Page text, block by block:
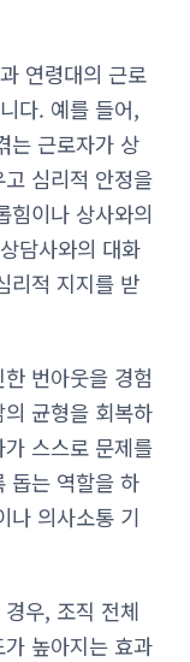
연령대의 근로
다. 예를 들어,
는 근로자가 상
심리적 안정을
힘이나 상사와의
담사와의 대화
리적 지지를 받
번아웃을 경험
균형을 회복하
스스로 문제를
돕는 역할을 하
나 의사소통 기
우, 조직 전체
높아지는 효과